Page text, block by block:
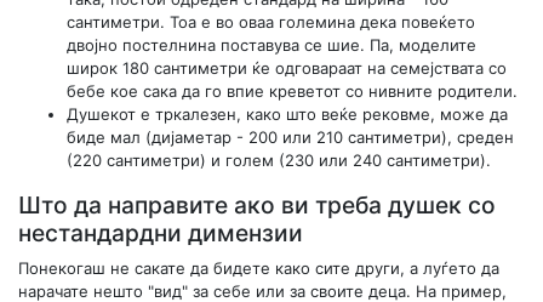
сантиметри. Тоа е во оваа големина дека повеќето
двојно постелнина поставува се шие. Па, моделите
широк 180 сантиметри ќе одговараат на семејствата со
бебе кое сака да го впие креветот со нивните родители.
Душекот е тркалезен, како што веќе рековме, може да
биде мал (дијаметар - 200 или 210 сантиметри), среден
(220 сантиметри) и голем (230 или 240 сантиметри).
Што да направите ако ви треба душек со
нестандардни димензии
Понекогаш не сакате да бидете како сите други, а луѓето да
нарачате нешто "вид" за себе или за своите деца. На пример,